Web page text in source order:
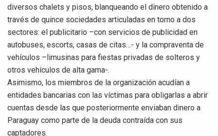
diversos chalets y pisos, blanqueando el dinero obtenido a
través de quince sociedades articuladas en torno a dos
sectores: el publicitario –con servicios de publicidad en
autobuses, escorts, casas de citas…- y la compraventa de
vehículos –limusinas para fiestas privadas de solteros y
otros vehículos de alta gama-.
Asimismo, los miembros de la organización acudían a
entidades bancarias con las víctimas para obligarlas a abrir
cuentas desde las que posteriormente enviaban dinero a
Paraguay como parte de la deuda contraída con sus
captadores.